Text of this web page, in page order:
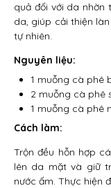
quả đối với da nhờn
da, giúp cải thiện
tự nhiên.
Nguyên liệu:
1 muỗng cà phê
2 muỗng cà phê
1 muỗng cà phê
Cách làm:
Trộn đều hỗn hợp
lên da mặt và giữ
nước ấm. Thực hiện